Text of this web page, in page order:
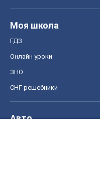
Моя школа
ГДЗ
Онлайн уроки
ЗНО
СНГ решебники
Авто